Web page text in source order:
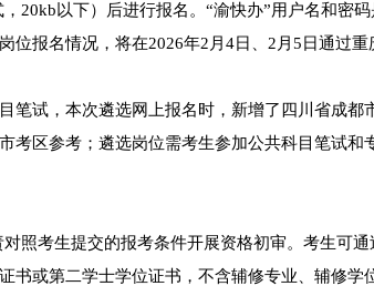
20kb以下）后进行报名。“渝快办”用户名和密
位报名情况，将在2026年2月4日、2月5日通过
笔试，本次遴选网上报名时，新增了四川省成都
考区参考；遴选岗位需考生参加公共科目笔试和
照考生提交的报考条件开展资格初审。考生可通
书或第二学士学位证书，不含辅修专业、辅修学